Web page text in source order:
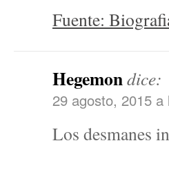
Fuente:
Hegemondice:
29 agosto, 2015 a
Los desmanes